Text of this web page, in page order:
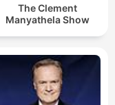
The Clement
Manyathela Show